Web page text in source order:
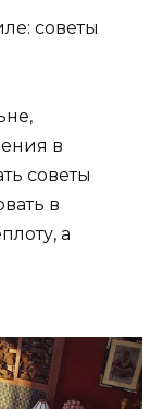
советы
в
советы
в
а